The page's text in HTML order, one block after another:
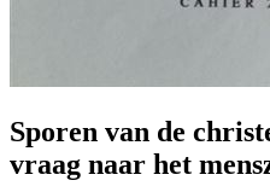
Sporen van de
vraag naar het